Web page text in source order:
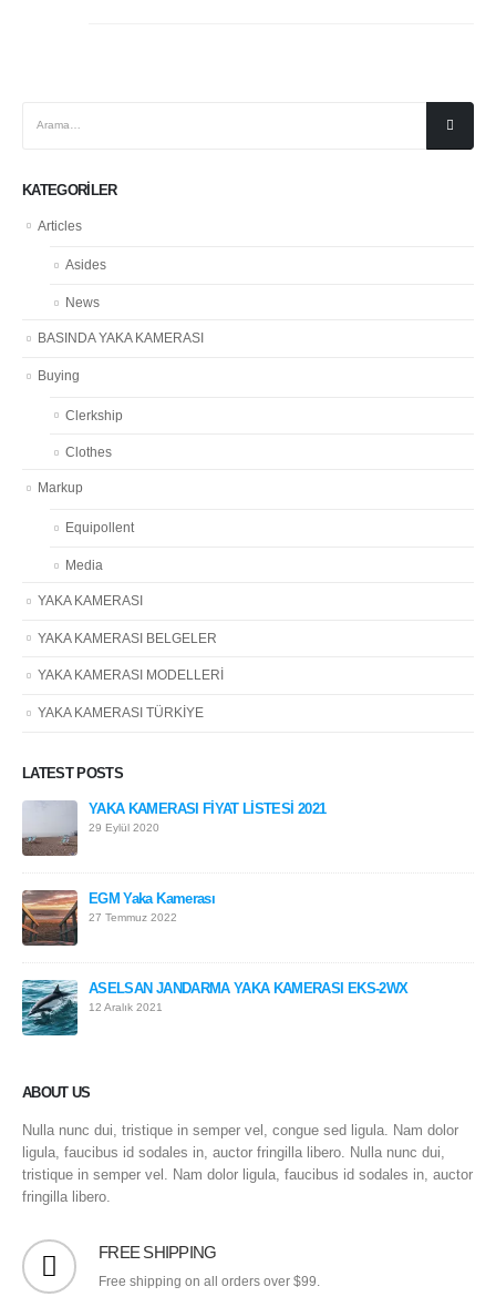
KATEGORILER
Articles
Asides
News
BASINDA YAKA KAMERASI
Buying
Clerkship
Clothes
Markup
Equipollent
Media
YAKA KAMERASI
YAKA KAMERASI BELGELER
YAKA KAMERASI MODELLERİ
YAKA KAMERASI TÜRKİYE
LATEST POSTS
YAKA KAMERASI FİYAT LİSTESİ 2021
29 Eylül 2020
EGM Yaka Kamerası
27 Temmuz 2022
ASELSAN JANDARMA YAKA KAMERASI EKS-2WX
12 Aralık 2021
ABOUT US
Nulla nunc dui, tristique in semper vel, congue sed ligula. Nam dolor
ligula, faucibus id sodales in, auctor fringilla libero. Nulla nunc dui,
tristique in semper vel. Nam dolor ligula, faucibus id sodales in, auctor
fringilla libero.
FREE SHIPPING
Free shipping on all orders over $99.